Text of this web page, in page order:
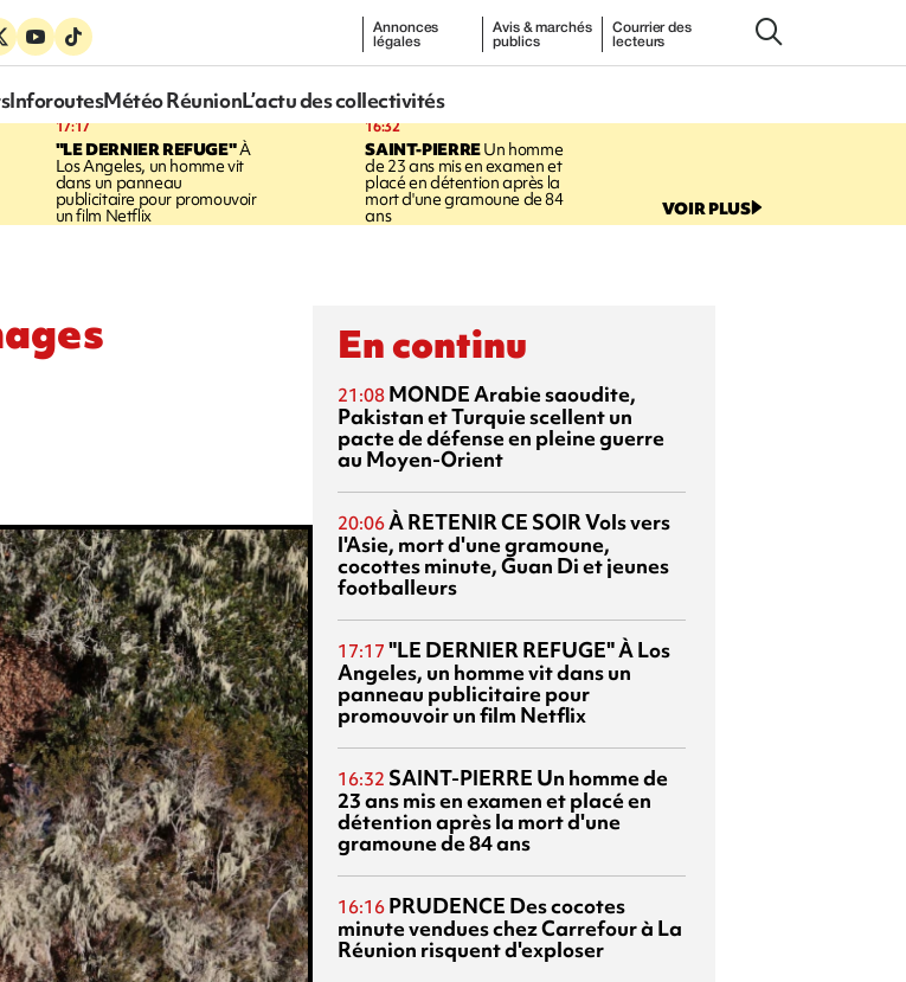
Annonces
légales
Avis & marchés
publics
Courrier des
lecteurs
InforoutesMétéo RéunionL’actu des collectivités
17:17
"LE DERNIER REFUGE"À
Los Angeles, un homme vit
dans un panneau
publicitaire pour promouvoir
un film Netflix
16:32
SAINT-PIERREUn homme
de 23 ans mis en examen et
placé en détention après la
mort d'une gramoune de 84
ans VOIR PLUS
En continu
21:08 MONDEArabie saoudite,
Pakistan et Turquie scellent un
pacte de défense en pleine guerre
au Moyen-Orient
20:06À RETENIR CE SOIRVols vers
l'Asie, mort d'une gramoune,
cocottes minute, Guan Di et jeunes
footballeurs
17:17 "LE DERNIER REFUGE"À Los
Angeles, un homme vit dans un
panneau publicitaire pour
promouvoir un film Netflix
16:32 SAINT-PIERRE Un homme de
23 ans mis en examen et placé en
détention après la mort d'une
gramoune de 84 ans
16:16 PRUDENCE Des cocotes
minute vendues chez Carrefour à La
Réunion risquent d'exploser